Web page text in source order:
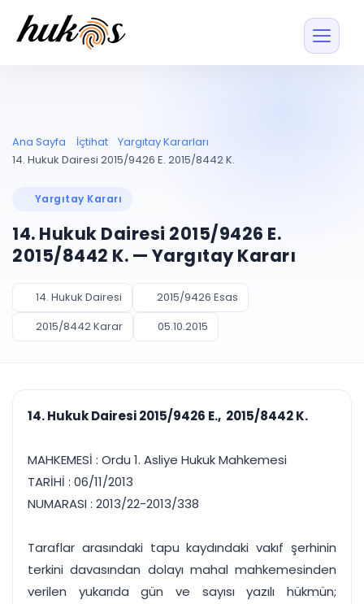
Entegrasyonu
UYAP ile otomatik
UYAP Evrak
Entegrasyonu
UETS Entegrasyonu
Tebligatları anında
Müvekkil ve taraf
Vekalet
PLANLAMA & TAKİP
Pano ve Takip
Duruşma ve görev
takvimi
Bildirim
Süreleri asla kaçırmayın
AKILLI & FİNANS
takibi
rapor
Tek panelde uçtan uca yönetim
Tüm özellikleri inceleyin Ücretsiz Başlayın
Blog
Ücretsiz Başlayın Giriş Yap
Ana Sayfa İçtihat
Yargıtay Kararları
14. Hukuk Dairesi 2015/9426 E. 2015/8442 K.
Yargıtay Kararı
14. Hukuk Dairesi 2015/9426 E.
2015/8442 K. — Yargıtay Kararı
14. Hukuk Dairesi
2015/9426 Esas
2015/8442 Karar
05.10.2015
14. Hukuk Dairesi 2015/9426 E., 2015/8442 K.
MAHKEMESİ : Ordu 1. Asliye Hukuk Mahkemesi
TARİHİ : 06/11/2013
NUMARASI : 2013/22-2013/338
Taraflar arasındaki tapu kaydındaki vakıf şerhinin
terkini davasından dolayı mahal mahkemesinden
verilen yukarıda gün ve sayısı yazılı hükmün;